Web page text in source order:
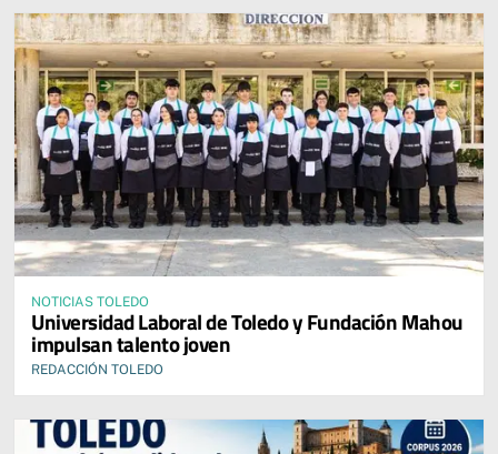
NOTICIAS TOLEDO
Universidad Laboral de Toledo y Fundación Mahou
impulsan talento joven
REDACCIÓN TOLEDO